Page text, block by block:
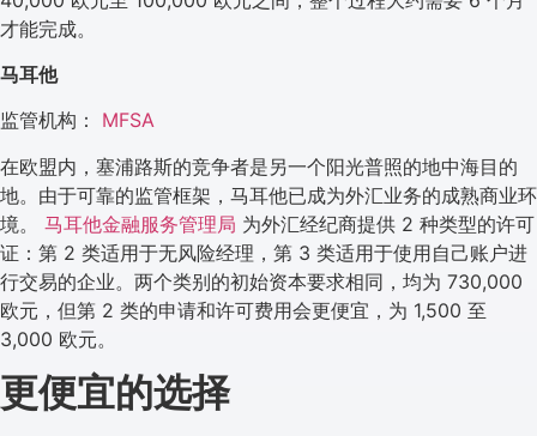
才能完成。
马耳他
监管机构： MFSA
在欧盟内，塞浦路斯的竞争者是另一个阳光普照的地中海目的
地。由于可靠的监管框架，马耳他已成为外汇业务的成熟商业环
境。 马耳他金融服务管理局 为外汇经纪商提供 2 种类型的许可
证：第 2 类适用于无风险经理，第 3 类适用于使用自己账户进
行交易的企业。两个类别的初始资本要求相同，均为 730,000
欧元，但第 2 类的申请和许可费用会更便宜，为 1,500 至
3,000 欧元。
更便宜的选择